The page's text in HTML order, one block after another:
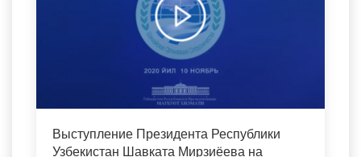
Выступление Президента Республики
Узбекистан Шавката Мирзиёева на